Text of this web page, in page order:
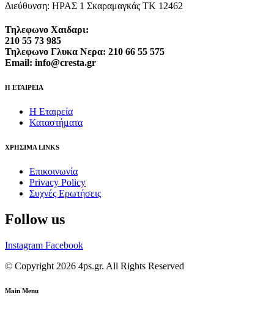
Διεύθυνση: ΗΡΑΣ 1 Σκαραμαγκάς ΤΚ 12462
Τηλεφωνο Χαιδαρι:
210 55 73 985
Τηλεφωνο Γλυκα Νερα: 210 66 55 575
Email: info@cresta.gr
Η ΕΤΑΙΡΕΙΑ
Η Εταιρεία
Καταστήματα
ΧΡΗΣΙΜΑ LINKS
Επικοινωνία
Privacy Policy
Συχνές Ερωτήσεις
Follow us
Instagram Facebook
© Copyright 2026 4ps.gr. All Rights Reserved
Main Menu